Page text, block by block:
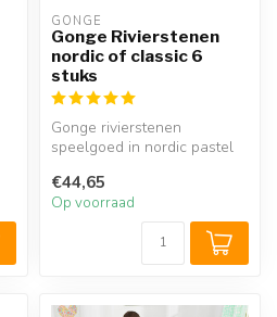
GONGE
Gonge Rivierstenen
nordic of classic 6
stuks
Gonge rivierstenen
speelgoed in nordic pastel
Set ...
€44,65
Op voorraad